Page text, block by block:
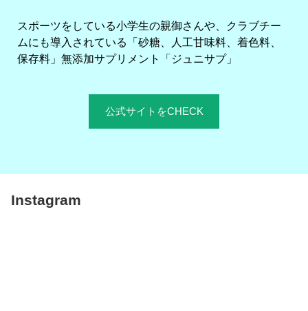
スポーツをしている小学生の親御さんや、クラブチー
ムにも導入されている「砂糖、人工甘味料、着色料、
保存料」無添加サプリメント「ジュニサプ」
公式サイトをCHECK
Instagram